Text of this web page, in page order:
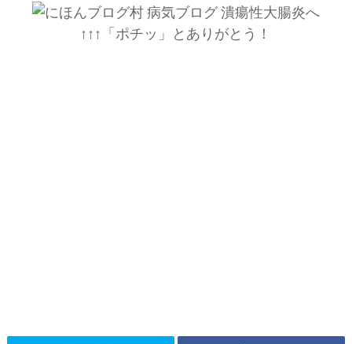
↑↑↑「ポチッ」とありがとう！